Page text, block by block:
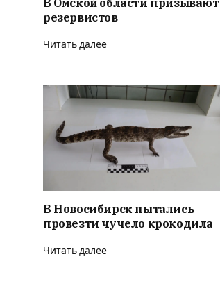
резервистов
Читать далее
В Новосибирск пытались
провезти чучело крокодила
Читать далее